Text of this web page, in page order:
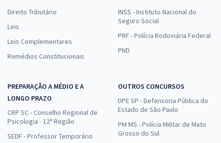
Direito Tributário
Leis
Leis Complementares
Remédios Constitucionais
INSS - Instituto Nacional do
Seguro Social
PRF - Polícia Rodoviária Federal
PND
PREPARAÇÃO A MÉDIO E A
LONGO PRAZO
CRP SC - Conselho Regional de
Psicologia - 12ª Região
SEDF - Professor Temporário
OUTROS CONCURSOS
DPE SP - Defensoria Pública do
Estado de São Paulo
PM MS - Polícia Militar de Mato
Grosso do Sul